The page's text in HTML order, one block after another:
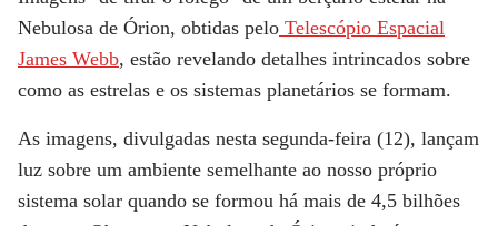
Nebulosa de Órion, obtidas pelo Telescópio Espacial
James Webb, estão revelando detalhes intrincados sobre
como as estrelas e os sistemas planetários se formam.
As imagens, divulgadas nesta segunda-feira (12), lançam
luz sobre um ambiente semelhante ao nosso próprio
sistema solar quando se formou há mais de 4,5 bilhões